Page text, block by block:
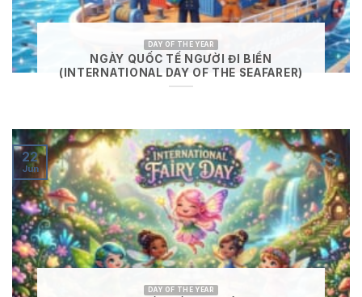
DAY OF THE YEAR
NGÀY QUỐC TẾ NGƯỜI ĐI BIỂN
(INTERNATIONAL DAY OF THE SEAFARER)
DAY OF THE YEAR
22
Jun